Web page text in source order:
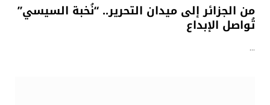
من الجزائر إلى ميدان التحرير.. “نُخبة السيسي”
تُواصل الإبداع
…